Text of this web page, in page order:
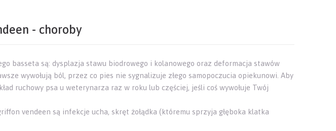
- choroby
basseta są: dysplazja stawu biodrowego i kolanowego oraz deformacja stawów
wywołują ból, przez co pies nie sygnalizuje złego samopoczucia opiekunowi. Aby
ruchowy psa u weterynarza raz w roku lub częściej, jeśli coś wywołuje Twój
vendeen są infekcje ucha, skręt żołądka (któremu sprzyja głęboka klatka